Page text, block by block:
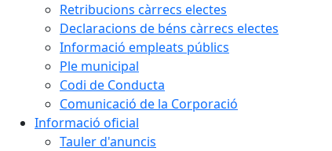
Retribucions càrrecs electes
Declaracions de béns càrrecs electes
Informació empleats públics
Ple municipal
Codi de Conducta
Comunicació de la Corporació
Informació oficial
Tauler d'anuncis